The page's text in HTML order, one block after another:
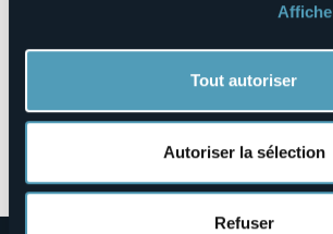
Tout autoriser
Autoriser la sélection
Refuser
Ouvrir la carte